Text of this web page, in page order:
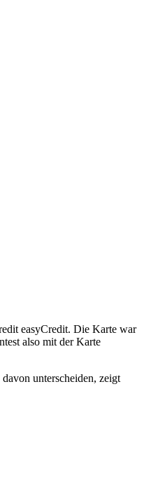
easyCredit. Die Karte war
also mit der Karte
unterscheiden, zeigt